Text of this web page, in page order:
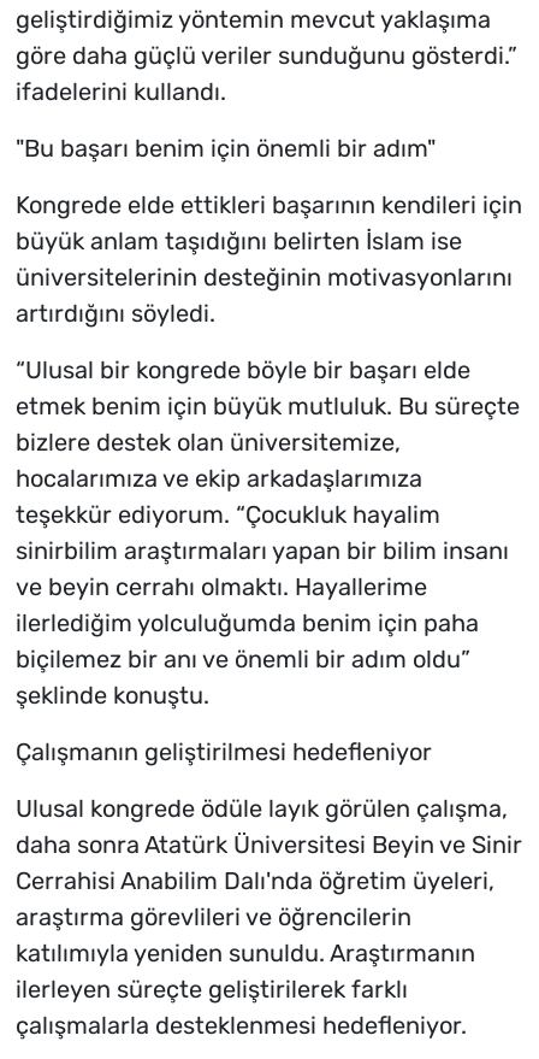
geliştirdiğimiz yöntemin mevcut yaklaşıma
göre daha güçlü veriler sunduğunu gösterdi.”
ifadelerini kullandı.
"Bu başarı benim için önemli bir adım"
Kongrede elde ettikleri başarının kendileri için
büyük anlam taşıdığını belirten İslam ise
üniversitelerinin desteğinin motivasyonlarını
artırdığını söyledi.
“Ulusal bir kongrede böyle bir başarı elde
etmek benim için büyük mutluluk. Bu süreçte
bizlere destek olan üniversitemize,
hocalarımıza ve ekip arkadaşlarımıza
teşekkür ediyorum. “Çocukluk hayalim
sinirbilim araştırmaları yapan bir bilim insanı
ve beyin cerrahı olmaktı. Hayallerime
ilerlediğim yolculuğumda benim için paha
biçilemez bir anı ve önemli bir adım oldu”
şeklinde konuştu.
Çalışmanın geliştirilmesi hedefleniyor
Ulusal kongrede ödüle layık görülen çalışma,
daha sonra Atatürk Üniversitesi Beyin ve Sinir
Cerrahisi Anabilim Dalı'nda öğretim üyeleri,
araştırma görevlileri ve öğrencilerin
katılımıyla yeniden sunuldu. Araştırmanın
ilerleyen süreçte geliştirilerek farklı
çalışmalarla desteklenmesi hedefleniyor.